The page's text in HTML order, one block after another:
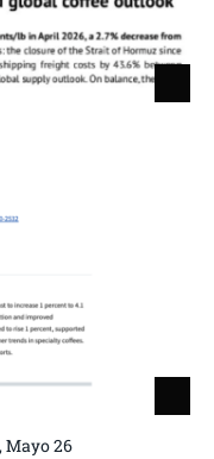
Mayo 26